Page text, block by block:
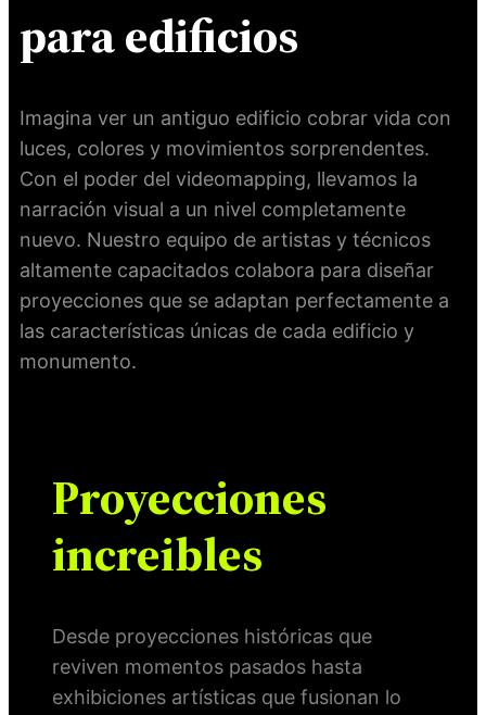
para edificios
Imagina ver un antiguo edificio cobrar vida con
luces, colores y movimientos sorprendentes.
Con el poder del videomapping, llevamos la
narración visual a un nivel completamente
nuevo. Nuestro equipo de artistas y técnicos
altamente capacitados colabora para diseñar
proyecciones que se adaptan perfectamente a
las características únicas de cada edificio y
monumento.
Proyecciones
increibles
Desde proyecciones históricas que
reviven momentos pasados hasta
exhibiciones artísticas que fusionan lo